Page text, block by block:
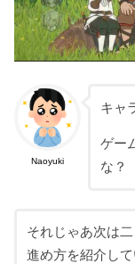
Naoyuki
キャ
ゲー
な？
それじゃあ次は
進め方を紹介し